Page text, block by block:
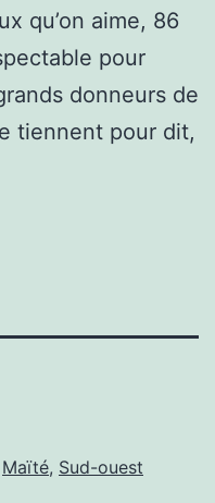
qu’on aime, 86
pour
donneurs de
tiennent pour dit,
Maïté, Sud-ouest